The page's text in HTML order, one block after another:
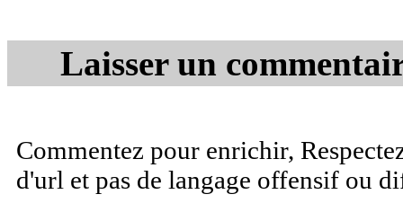
Laisser un
Commentez pour enrichir,
d'url et pas de langage offensif ou